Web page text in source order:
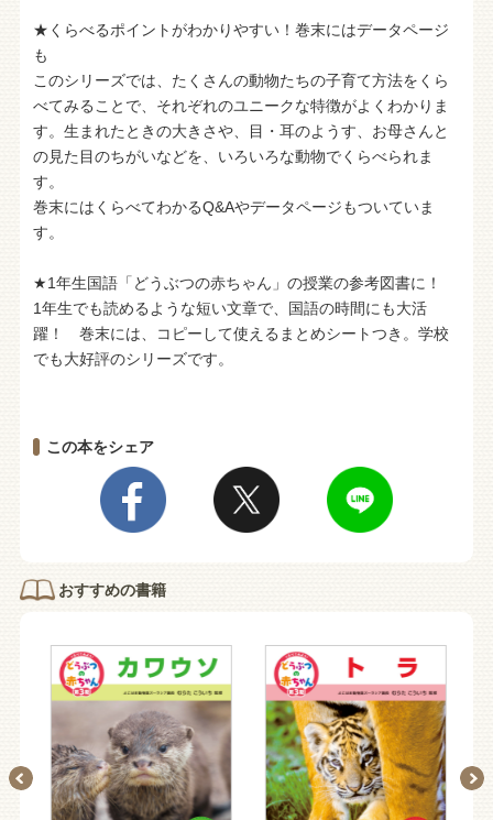
★くらべるポイントがわかりやすい！巻末にはデータページ
も
このシリーズでは、たくさんの動物たちの子育て方法をくら
べてみることで、それぞれのユニークな特徴がよくわかりま
す。生まれたときの大きさや、目・耳のようす、お母さんと
の見た目のちがいなどを、いろいろな動物でくらべられま
す。
巻末にはくらべてわかるQ&Aやデータページもついていま
す。
★1年生国語「どうぶつの赤ちゃん」の授業の参考図書に！
1年生でも読めるような短い文章で、国語の時間にも大活
躍！ 巻末には、コピーして使えるまとめシートつき。学校
でも大好評のシリーズです。
この本をシェア
おすすめの書籍